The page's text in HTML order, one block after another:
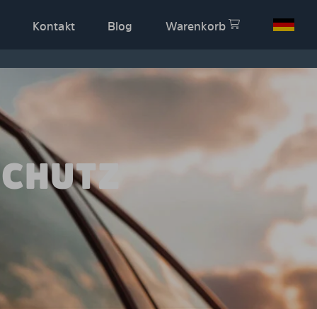
Kontakt Blog Warenkorb